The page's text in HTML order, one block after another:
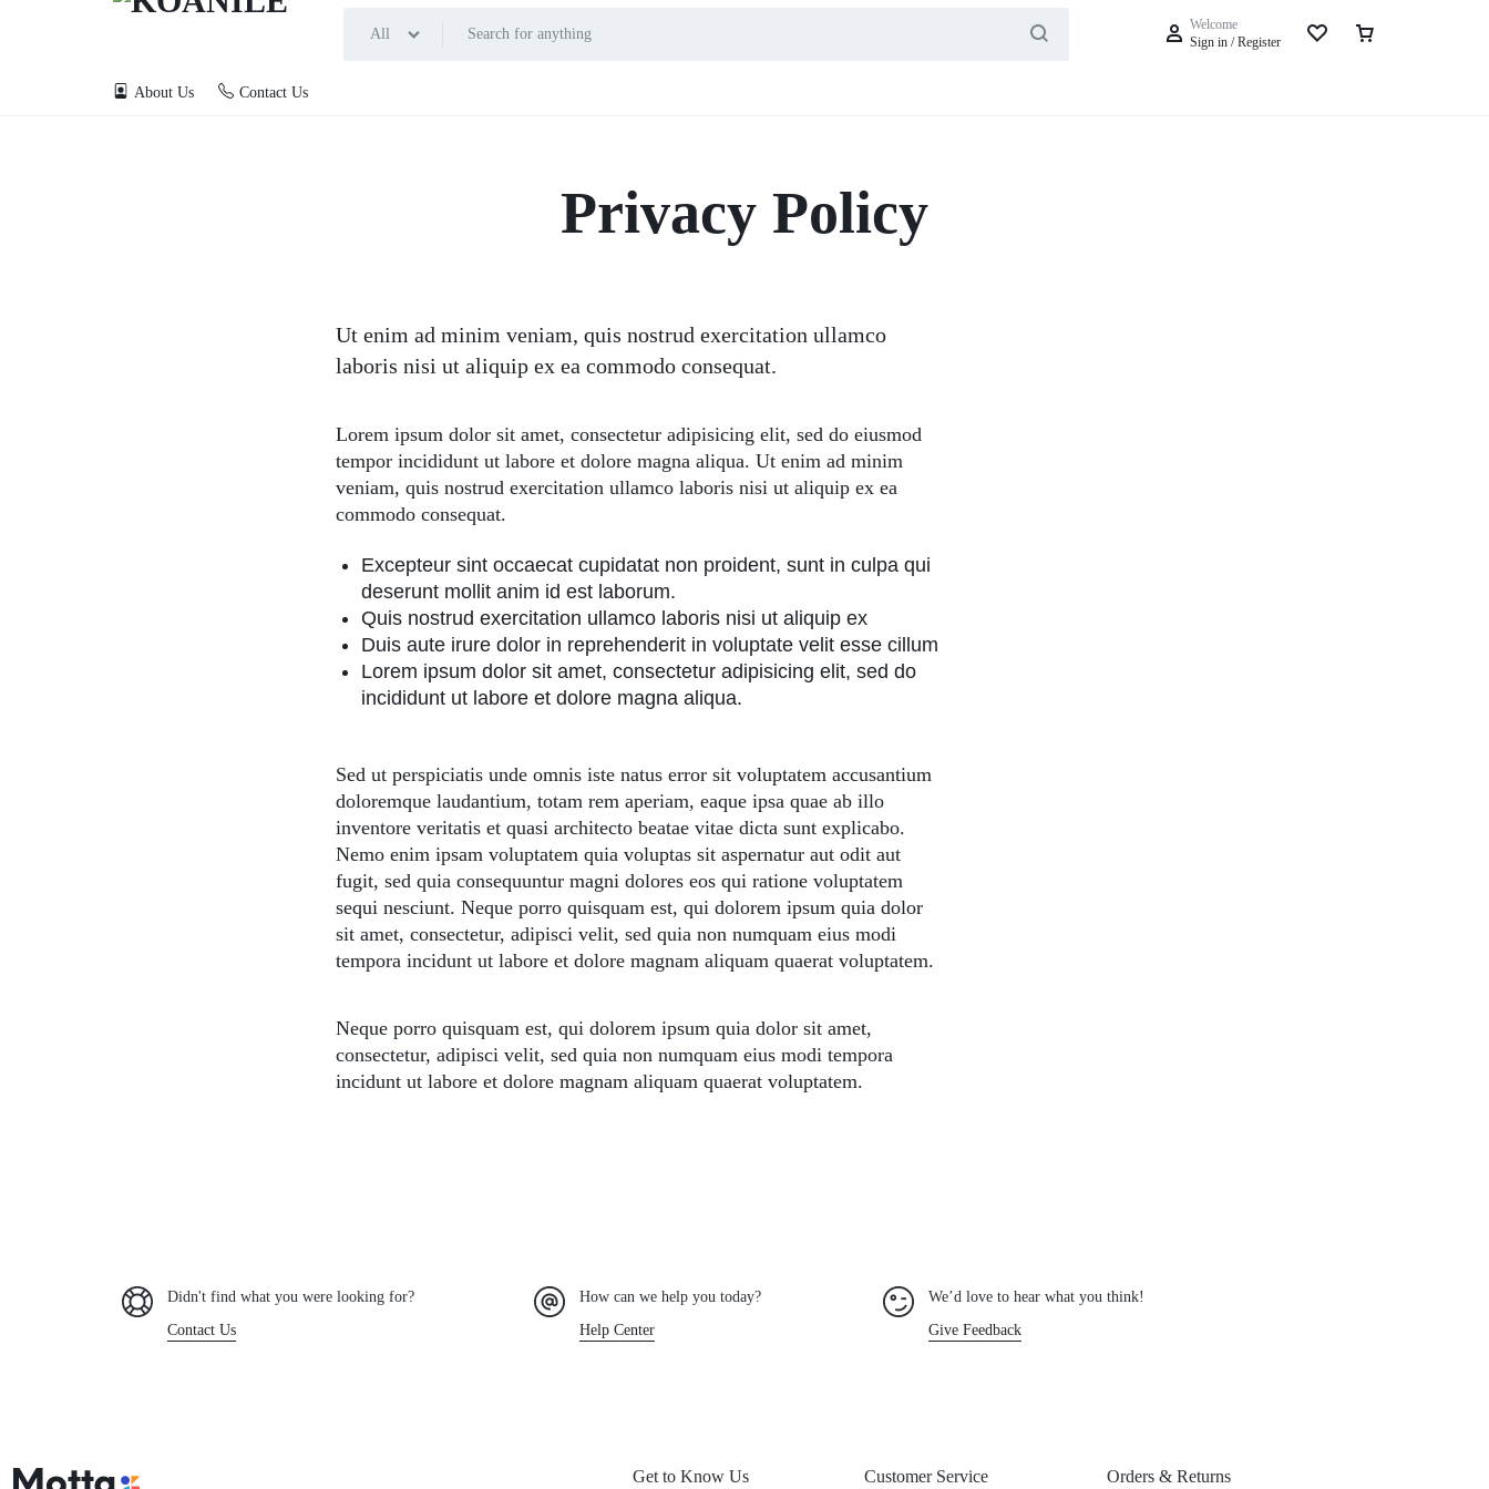
KOANILE
All
Welcome
Sign in / Register
About Us Contact Us
Privacy Policy
Ut enim ad minim veniam, quis nostrud exercitation ullamco
laboris nisi ut aliquip ex ea commodo consequat.
Lorem ipsum dolor sit amet, consectetur adipisicing elit, sed do eiusmod
tempor incididunt ut labore et dolore magna aliqua. Ut enim ad minim
veniam, quis nostrud exercitation ullamco laboris nisi ut aliquip ex ea
commodo consequat.
Excepteur sint occaecat cupidatat non proident, sunt in culpa qui
deserunt mollit anim id est laborum.
Quis nostrud exercitation ullamco laboris nisi ut aliquip ex
Duis aute irure dolor in reprehenderit in voluptate velit esse cillum
Lorem ipsum dolor sit amet, consectetur adipisicing elit, sed do
incididunt ut labore et dolore magna aliqua.
Sed ut perspiciatis unde omnis iste natus error sit voluptatem accusantium
doloremque laudantium, totam rem aperiam, eaque ipsa quae ab illo
inventore veritatis et quasi architecto beatae vitae dicta sunt explicabo.
Nemo enim ipsam voluptatem quia voluptas sit aspernatur aut odit aut
fugit, sed quia consequuntur magni dolores eos qui ratione voluptatem
sequi nesciunt. Neque porro quisquam est, qui dolorem ipsum quia dolor
sit amet, consectetur, adipisci velit, sed quia non numquam eius modi
tempora incidunt ut labore et dolore magnam aliquam quaerat voluptatem.
Neque porro quisquam est, qui dolorem ipsum quia dolor sit amet,
consectetur, adipisci velit, sed quia non numquam eius modi tempora
incidunt ut labore et dolore magnam aliquam quaerat voluptatem.
Didn't find what you were looking for?
Contact Us
How can we help you today?
Help Center
We’d love to hear what you think!
Give Feedback
Get to Know Us Customer Service Orders & Returns